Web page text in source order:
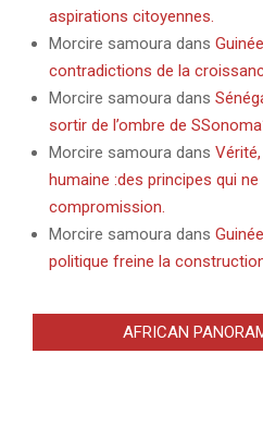
aspirations citoyennes.
Morcire samoura dans
contradictions de la
Morcire samoura dans
sortir de l’ombre de
Morcire samoura dans
humaine :des principes qui
compromission.
Morcire samoura dans
politique freine la
AFRICAN